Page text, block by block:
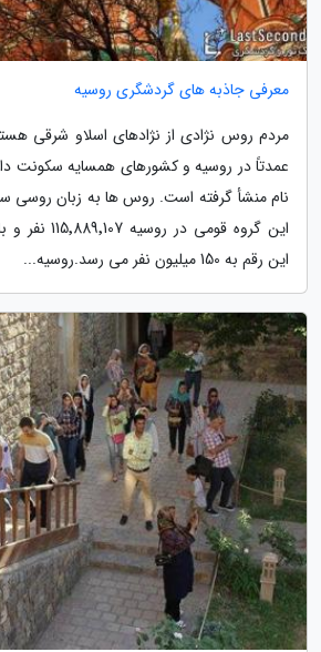
معرفی جاذبه های گردشگری روسیه
مردم روس نژادی از نژادهای اسلاو شرقی
عمدتاً در روسیه و کشورهای همسایه سکونت
نام منشأ گرفته است. روس ها به زبان
این گروه قومی
این رقم به 150 میلیون نفر می رسد.روسیه...